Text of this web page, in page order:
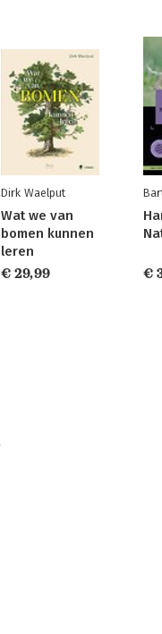
Dirk Waelput
Wat we van
bomen kunnen
leren
€ 29,99
€